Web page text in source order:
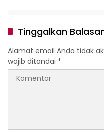
Tinggalkan
Alamat email Anda tidak
wajib ditandai *